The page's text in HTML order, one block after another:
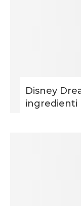
Disney
ingredienti